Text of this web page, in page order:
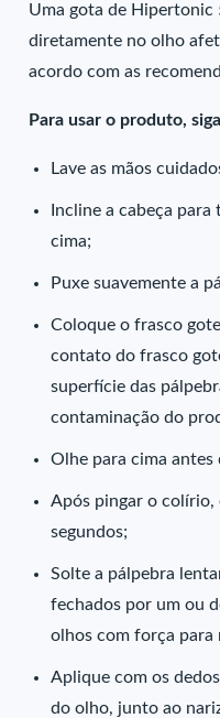
Uma gota de Hipertonic
diretamente no olho
acordo com as
Para usar o produto,
Lave as mãos
Incline a cabeça
cima;
Puxe suavemente a
Coloque o frasco
contato do frasco
superfície das
contaminação do
Olhe para cima
Após pingar o colírio,
segundos;
Solte a pálpebra
fechados por um ou
olhos com força para
Aplique com os
do olho, junto ao